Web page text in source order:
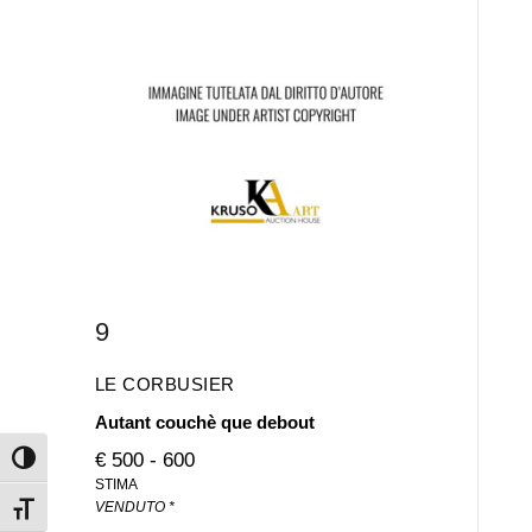
Attiva/disattiva alto contrasto
Attiva/disattiva dimensione testo
9
LE CORBUSIER
Autant couchè que debout
€ 500 - 600
STIMA
VENDUTO *